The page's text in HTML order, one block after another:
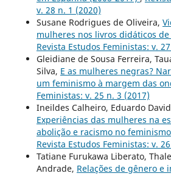
v. 28 n. 1 (2020)
Susane Rodrigues de Oliveira,
mulheres nos livros didáticos de
Revista Estudos Feministas: v.
Gleidiane de Sousa Ferreira,
Silva, E as mulheres negras?
um feminismo à margem das
Feministas: v. 25 n. 3 (2017)
Ineildes Calheiro, Eduardo
Experiências das mulheres na
abolição e racismo no
Revista Estudos Feministas: v.
Tatiane Furukawa Liberato,
Andrade, Relações de gênero e